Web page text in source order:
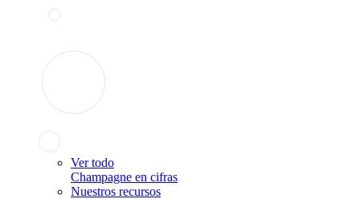
Ver todo
Champagne en cifras
Nuestros recursos